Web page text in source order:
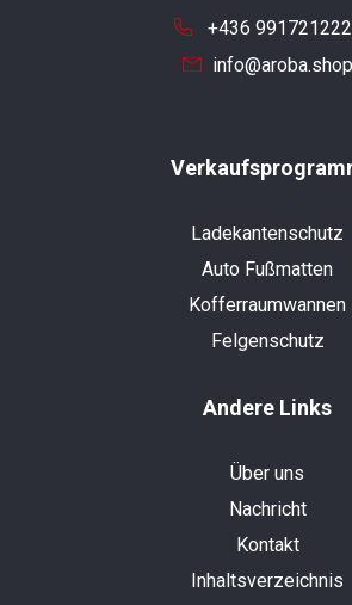
+436
info@aroba.shop
Ladekantenschutz
Auto Fußmatten
Kofferraumwannen
Felgenschutz
Andere Links
Über uns
Nachricht
Kontakt
Inhaltsverzeichnis